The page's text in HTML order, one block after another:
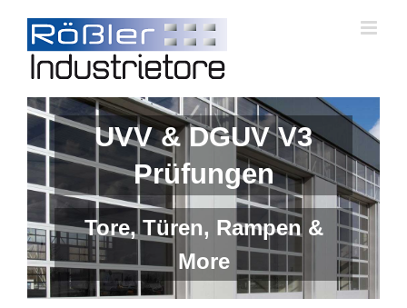
content
UVV & DGUV V3
Prüfungen
Tore, Türen, Rampen &
More